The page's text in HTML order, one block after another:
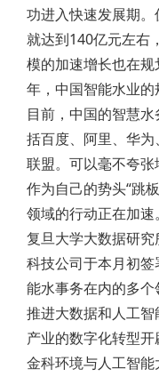
功进入快速发展期
就达到140亿元左右
模的加速增长也在
年，中国智能水业的
目前，中国的智慧
括百度、阿里、华
联盟。可以毫不夸
作为自己的势头“跳
领域的行动正在加速。
复旦大学大数据研
科技公司于本月初
能水事务在内的多
推进大数据和人工
产业的数字化转型开
金科环境与人工智